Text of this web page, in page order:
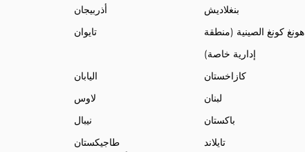
أذربيجان بنغلاديش
تايوان
هونغ كونغ الصينية (منطقة
إدارية خاصة)
اليابان كازاخستان
لاوس
لبنان
نيبال
باكستان
طاجيكستان
تايلاند